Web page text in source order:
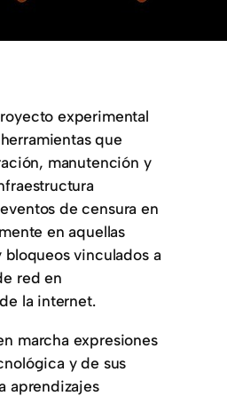
experimental
que
manutención y
de censura en
en aquellas
vinculados a
red en
la internet.
marcha expresiones
y de sus
aprendizajes